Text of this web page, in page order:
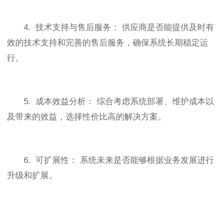
4. 技术支持与售后服务： 供应商是否能提供及时有
效的技术支持和完善的售后服务，确保系统长期稳定运
行。
5. 成本效益分析： 综合考虑系统部署、维护成本以
及带来的效益，选择性价比高的解决方案。
6. 可扩展性： 系统未来是否能够根据业务发展进行
升级和扩展。